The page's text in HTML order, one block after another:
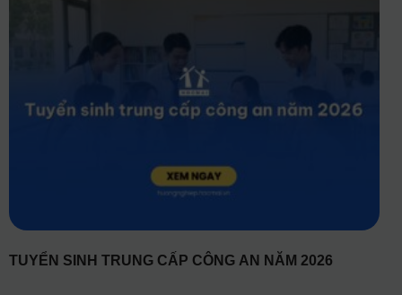
TUYỂN SINH TRUNG CẤP CÔNG AN NĂM 2026